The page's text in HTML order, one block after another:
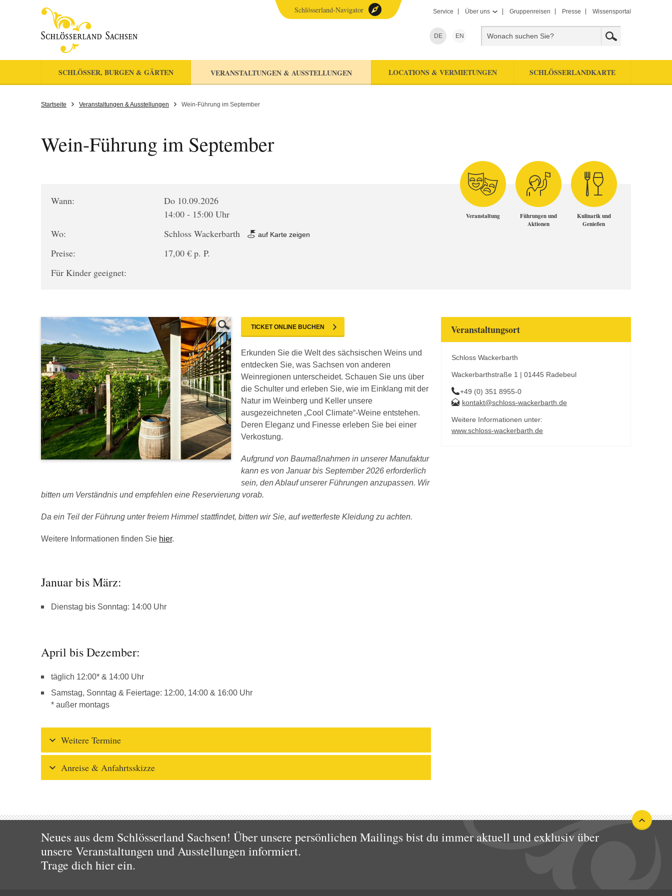
Service Über uns Gruppenreisen Presse Wissensportal
DE EN
SCHLÖSSER, BURGEN & GÄRTEN VERANSTALTUNGEN & AUSSTELLUNGEN LOCATIONS & VERMIETUNGEN SCHLÖSSERLANDKARTE
Schlösserland-Navigator
Startseite Veranstaltungen & Ausstellungen Wein-Führung im September
Wein-Führung im September
Wann:
Do 10.09.2026
14:00 - 15:00 Uhr
Wo:
Schloss Wackerbarth auf Karte zeigen
Preise:
17,00 € p. P.
Für Kinder geeignet:
Veranstaltung
Führungen und
Aktionen
Kulinarik und
Genießen
TICKET ONLINE BUCHEN
Erkunden Sie die Welt des sächsischen Weins und
entdecken Sie, was Sachsen von anderen
Weinregionen unterscheidet. Schauen Sie uns über
die Schulter und erleben Sie, wie im Einklang mit der
Natur im Weinberg und Keller unsere
ausgezeichneten „Cool Climate“-Weine entstehen.
Deren Eleganz und Finesse erleben Sie bei einer
Verkostung.
Aufgrund von Baumaßnahmen in unserer Manufaktur
kann es von Januar bis September 2026 erforderlich
sein, den Ablauf unserer Führungen anzupassen. Wir
bitten um Verständnis und empfehlen eine Reservierung vorab.
Da ein Teil der Führung unter freiem Himmel stattfindet, bitten wir Sie, auf wetterfeste Kleidung zu achten.
Weitere Informationen finden Sie hier.
Januar bis März:
Dienstag bis Sonntag: 14:00 Uhr
April bis Dezember:
täglich 12:00* & 14:00 Uhr
Samstag, Sonntag & Feiertage: 12:00, 14:00 & 16:00 Uhr
* außer montags
Weitere Termine
Anreise & Anfahrtsskizze
Veranstaltungsort
Schloss Wackerbarth
Wackerbarthstraße 1 | 01445 Radebeul
+49 (0) 351 8955-0
kontakt@schloss-wackerbarth.de
Weitere Informationen unter:
www.schloss-wackerbarth.de
Neues aus dem Schlösserland Sachsen! Über unsere persönlichen Mailings bist du immer aktuell und exklusiv über
unsere Veranstaltungen und Ausstellungen informiert.
Trage dich hier ein.